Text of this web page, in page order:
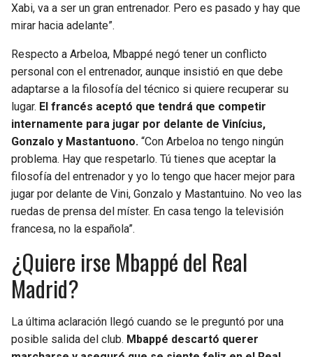
Xabi, va a ser un gran entrenador. Pero es pasado y hay que
mirar hacia adelante”.
Respecto a Arbeloa, Mbappé negó tener un conflicto
personal con el entrenador, aunque insistió en que debe
adaptarse a la filosofía del técnico si quiere recuperar su
lugar. El francés aceptó que tendrá que competir
internamente para jugar por delante de Vinícius,
Gonzalo y Mastantuono. “Con Arbeloa no tengo ningún
problema. Hay que respetarlo. Tú tienes que aceptar la
filosofía del entrenador y yo lo tengo que hacer mejor para
jugar por delante de Vini, Gonzalo y Mastantuino. No veo las
ruedas de prensa del míster. En casa tengo la televisión
francesa, no la española”.
¿Quiere irse Mbappé del Real
Madrid?
La última aclaración llegó cuando se le preguntó por una
posible salida del club. Mbappé descartó querer